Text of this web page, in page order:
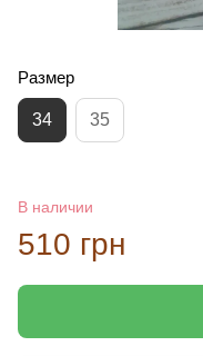
Размер
34 35
В наличии
510 грн